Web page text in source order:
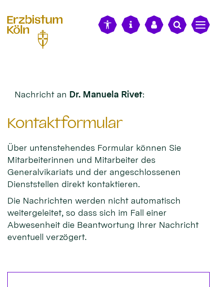
Nachricht an Dr. Manuela Rivet:
Kontaktformular
Über untenstehendes Formular können Sie
Mitarbeiterinnen und Mitarbeiter des
Generalvikariats und der angeschlossenen
Dienststellen direkt kontaktieren.
Die Nachrichten werden nicht automatisch
weitergeleitet, so dass sich im Fall einer
Abwesenheit die Beantwortung Ihrer Nachricht
eventuell verzögert.